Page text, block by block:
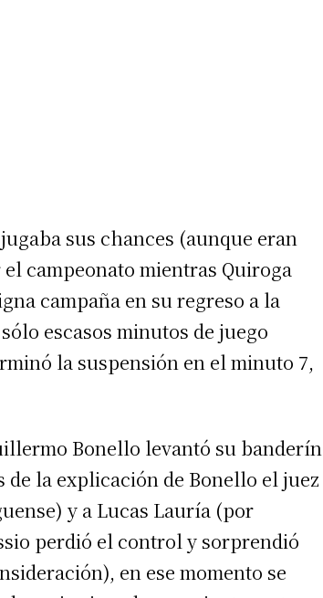
sus chances (aunque eran
campeonato mientras Quiroga
campaña en su regreso a la
escasos minutos de juego
la suspensión en el minuto 7,
Bonello levantó su banderín
la explicación de Bonello el juez
y a Lucas Lauría (por
perdió el control y sorprendió
en ese momento se